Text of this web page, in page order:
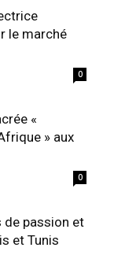
le marché
0
«
» aux
0
de passion et
et Tunis